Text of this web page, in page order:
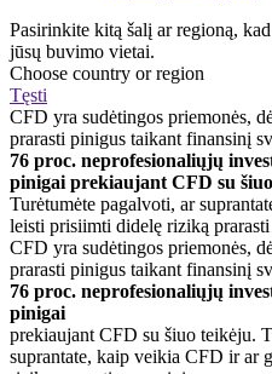
Pasirinkite kitą šalį ar regioną,
jūsų buvimo vietai.
Choose country or region
Tęsti
CFD yra sudėtingos priemonės,
prarasti pinigus taikant finansinį
76 proc. neprofesionaliųjų
pinigai prekiaujant CFD su
Turėtumėte pagalvoti, ar
leisti prisiimti didelę riziką
CFD yra sudėtingos priemonės,
prarasti pinigus taikant finansinį
76 proc. neprofesionaliųjų
pinigai
prekiaujant CFD su šiuo teikėju.
suprantate, kaip veikia CFD ir ar